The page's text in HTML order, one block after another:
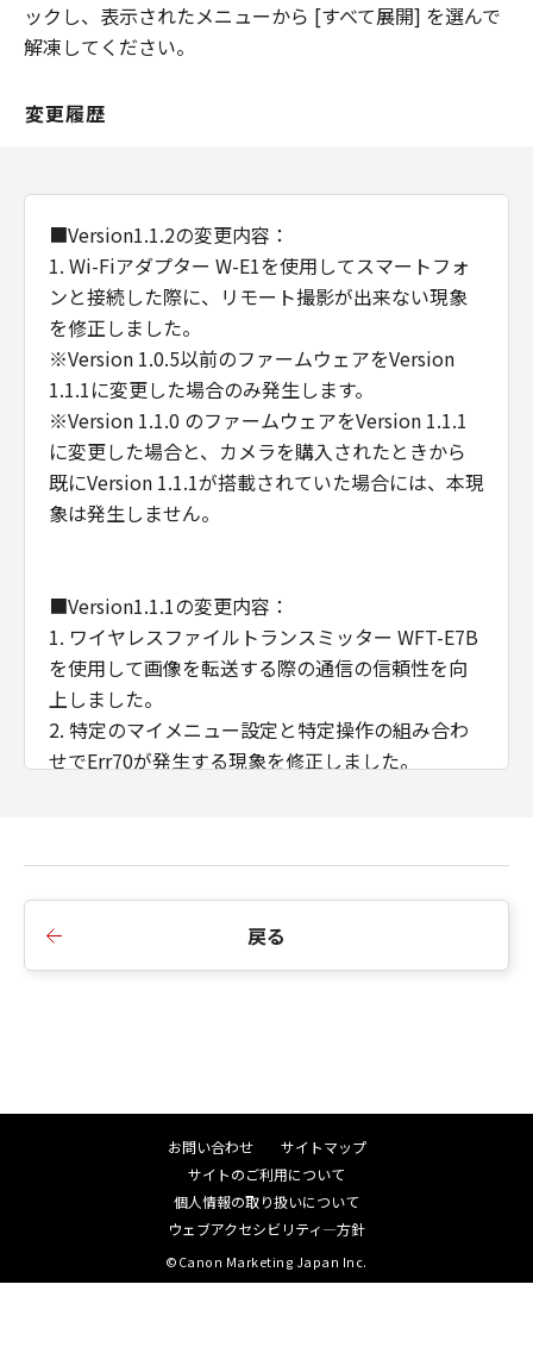
（スマートフォン、タブレット端末を含
む。）にダウンロードした時点で発効し、
します。
します。
(3) お客様は、上記(2) によって「本契約」
が終了した場合、「許諾ソフトウェア」の
取り扱いについてキヤノンの指示に従うも
のとします。
(4) 第1条(2)および(3)、第2条から第7条ま
で、ならびに第10条の規定は、「本契約」
の終了後も効力を有するものとします。
U.S. GOVERNMENT RESTRICTED RIGHTS
NOTICE:
The Software is a "commercial item," as
computer software" and "commercial
computer software documentation," as
such terms are used in 48 C.F.R. 12.212
(Sept 1995).
Consistent with 48 C.F.R. 12.212 and 48
C.F.R. 227.7202-1 through 227.7202-4
only those rights set forth herein.
Manufacturer is Canon Inc./30-2,
Shimomaruko 3-chome, Ohta-ku, Tokyo
「本契約」のいずれかの条項またはその一
部が法律により無効であると決定された場
合でも、その他の条項は完全に有効に存続
するものとします。
ックし、表示されたメニューから [すべて展開] を選んで
解凍してください。
変更履歴
■Version1.1.2の変更内容：
1. Wi-Fiアダプター W-E1を使用してスマートフォ
ンと接続した際に、リモート撮影が出来ない現象
を修正しました。
※Version 1.0.5以前のファームウェアをVersion
1.1.1に変更した場合のみ発生します。
※Version 1.1.0 のファームウェアをVersion 1.1.1
に変更した場合と、カメラを購入されたときから
既にVersion 1.1.1が搭載されていた場合には、本現
象は発生しません。
■Version1.1.1の変更内容：
1. ワイヤレスファイルトランスミッター WFT-E7B
を使用して画像を転送する際の通信の信頼性を向
上しました。
2. 特定のマイメニュー設定と特定操作の組み合わ
せでErr70が発生する現象を修正しました。
■Version 1.1.0の変更内容：
※1：EF40mm F2.8 STM、EF50mm F1.8 STM、
EF-S24mm F2.8 STM
■Version 1.0.5の変更内容：
戻る
お問い合わせ
サイトマップ
サイトのご利用について
個人情報の取り扱いについて
ウェブアクセシビリティ―方針
©Canon Marketing Japan Inc.